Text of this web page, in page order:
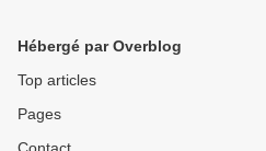
Hébergé par Overblog
Top articles
Pages